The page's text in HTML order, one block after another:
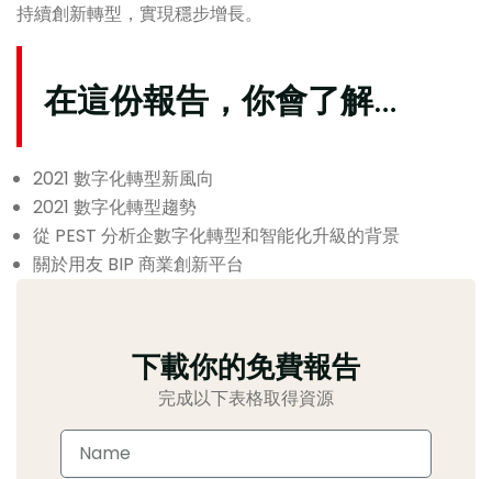
持續創新轉型，實現穩步增長。
在這份報告，你會了解…
2021 數字化轉型新風向
2021 數字化轉型趨勢
從 PEST 分析企數字化轉型和智能化升級的背景
關於用友 BIP 商業創新平台
下載你的免費報告
完成以下表格取得資源